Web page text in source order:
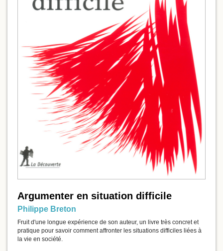
Argumenter en situation difficile
Philippe Breton
Fruit d'une longue expérience de son auteur, un livre très concret et
pratique pour savoir comment affronter les situations difficiles liées à
la vie en société.